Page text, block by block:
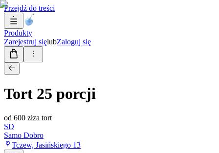
Przejdź do treści
Produkty
Zarejestruj sięlubZaloguj się
Tort 25 porcji
od 600 złza tort
SD
Samo Dobro
Tczew, Jasińskiego 13